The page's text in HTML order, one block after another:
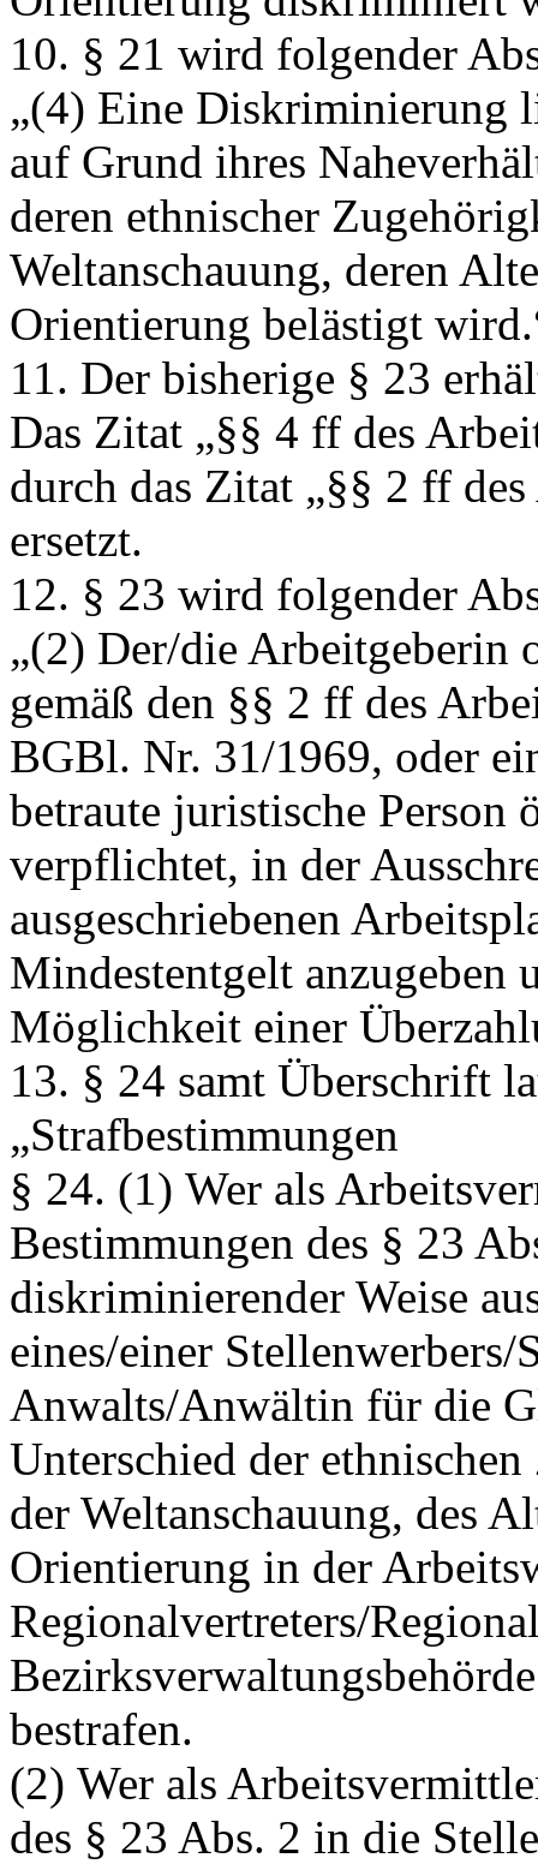
10. § 21 wird folgender
„(4) Eine Diskriminierung
auf Grund ihres
deren ethnischer
Weltanschauung, deren
Orientierung belästigt
11. Der bisherige § 23
Das Zitat „§§ 4 ff des
durch das Zitat „§§ 2 ff
ersetzt.
12. § 23 wird folgender
„(2) Der/die Arbeitgeberin
gemäß den §§ 2 ff des
BGBl. Nr. 31/1969, oder
betraute juristische Person
verpflichtet, in der
ausgeschriebenen
Mindestentgelt anzugeben
Möglichkeit einer
13. § 24 samt Überschrift
„Strafbestimmungen
§ 24. (1) Wer als
Bestimmungen des § 23
diskriminierender Weise
eines/einer
Anwalts/Anwältin für die
Unterschied der
der Weltanschauung, des
Orientierung in der
Regionalvertreters/
bestrafen.
(2) Wer als
des § 23 Abs. 2 in die